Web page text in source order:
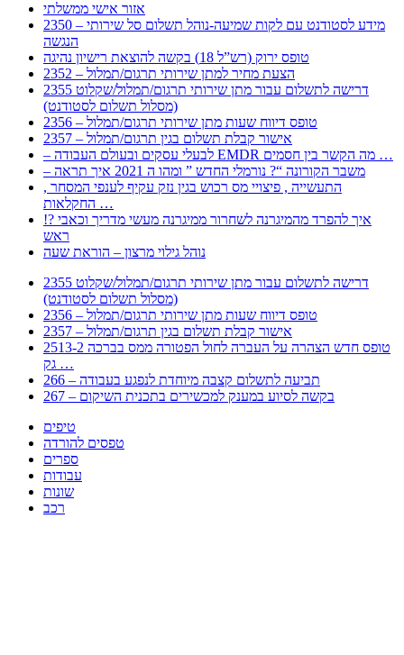
אזור אישי ממשלתי
2350 – מידע לסטודנט עם לקות שמיעה-נוהל תשלום סל שירותי
הנגשה
טופס ירוק (רש”ל 18) בקשה להוצאת רישיון נהיגה
2352 – הצעת מחיר למתן שירותי תרגום/תמלול
2355 דרישה לתשלום עבור מתן שירותי תרגום/תמלול/שקלוט
(מסלול תשלום לסטודנט)
2356 – טופס דיווח שעות מתן שירותי תרגום/תמלול
2357 – אישור קבלת תשלום בגין תרגום/תמלול
– לבעלי עסקים ובעולם העבודה EMDR מה הקשר בין חסמים …
– משבר הקורונה “? נורמלי החדש ” ומהו ה 2021 איך תראה
, התעשייה , פיצויי מס רכוש בגין נזק עקיף לענפי המסחר
החקלאות …
!? איך להפרד מהמיגרנה לשחרור ממיגרנה מעשי מדריך וכאבי
ראש
נוהל גילוי מרצון – הוראת שעה
2355 דרישה לתשלום עבור מתן שירותי תרגום/תמלול/שקלוט
(מסלול תשלום לסטודנט)
2356 – טופס דיווח שעות מתן שירותי תרגום/תמלול
2357 – אישור קבלת תשלום בגין תרגום/תמלול
2513-2 טופס חדש הצהרה על העברה לחול הפטורה ממס בברכה
גק …
266 – תביעה לתשלום קצבה מיוחדת לנפגע בעבודה
267 – בקשה לסיוע במענק למכשירים בתכנית השיקום
טיפים
טפסים להורדה
ספרים
עבודות
שונות
רכב